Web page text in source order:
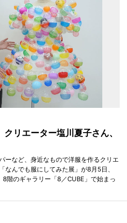
クリエーター塩川夏子さん、
ーなど、身近なもので洋服を作るクリエ
なんでも服にしてみた展」が8月5日、
階のギャラリー「8／CUBE」で始まっ